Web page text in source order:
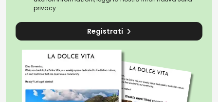
privacy
Registrati